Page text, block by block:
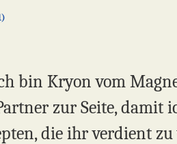
bin Kryon vom
zur Seite, damit
die ihr verdient